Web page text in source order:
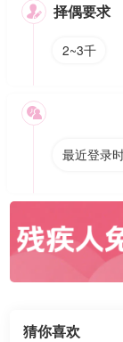
 择偶要求
2~3千

最近登录
猜你喜欢